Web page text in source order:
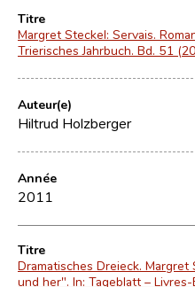
Titre
Margret Steckel: Servais.
Trierisches Jahrbuch. Bd. 51
Auteur(e)
Hiltrud Holzberger
Année
2011
Titre
Dramatisches Dreieck.
und her". In: Tageblatt –